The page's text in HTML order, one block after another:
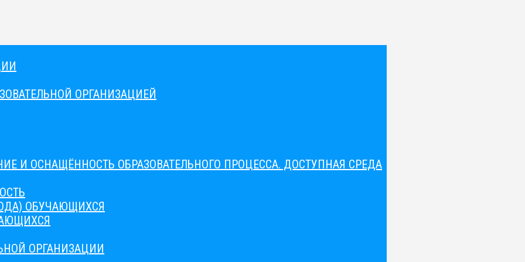
ОРГАНИЗАЦИЕЙ
И ОСНАЩЁННОСТЬ ОБРАЗОВАТЕЛЬНОГО ПРОЦЕССА. ДОСТУПНАЯ СРЕДА
ОБУЧАЮЩИХСЯ
ОРГАНИЗАЦИИ